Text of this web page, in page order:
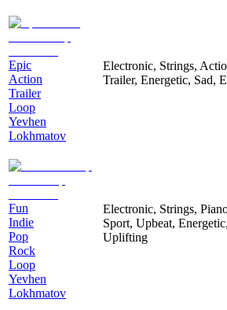
Epic
Action
Trailer
Loop
Yevhen
Lokhmatov
Electronic, Strings,
Trailer, Energetic, Sad,
Fun
Indie
Pop
Rock
Loop
Yevhen
Lokhmatov
Electronic, Strings,
Sport, Upbeat, Energetic,
Uplifting